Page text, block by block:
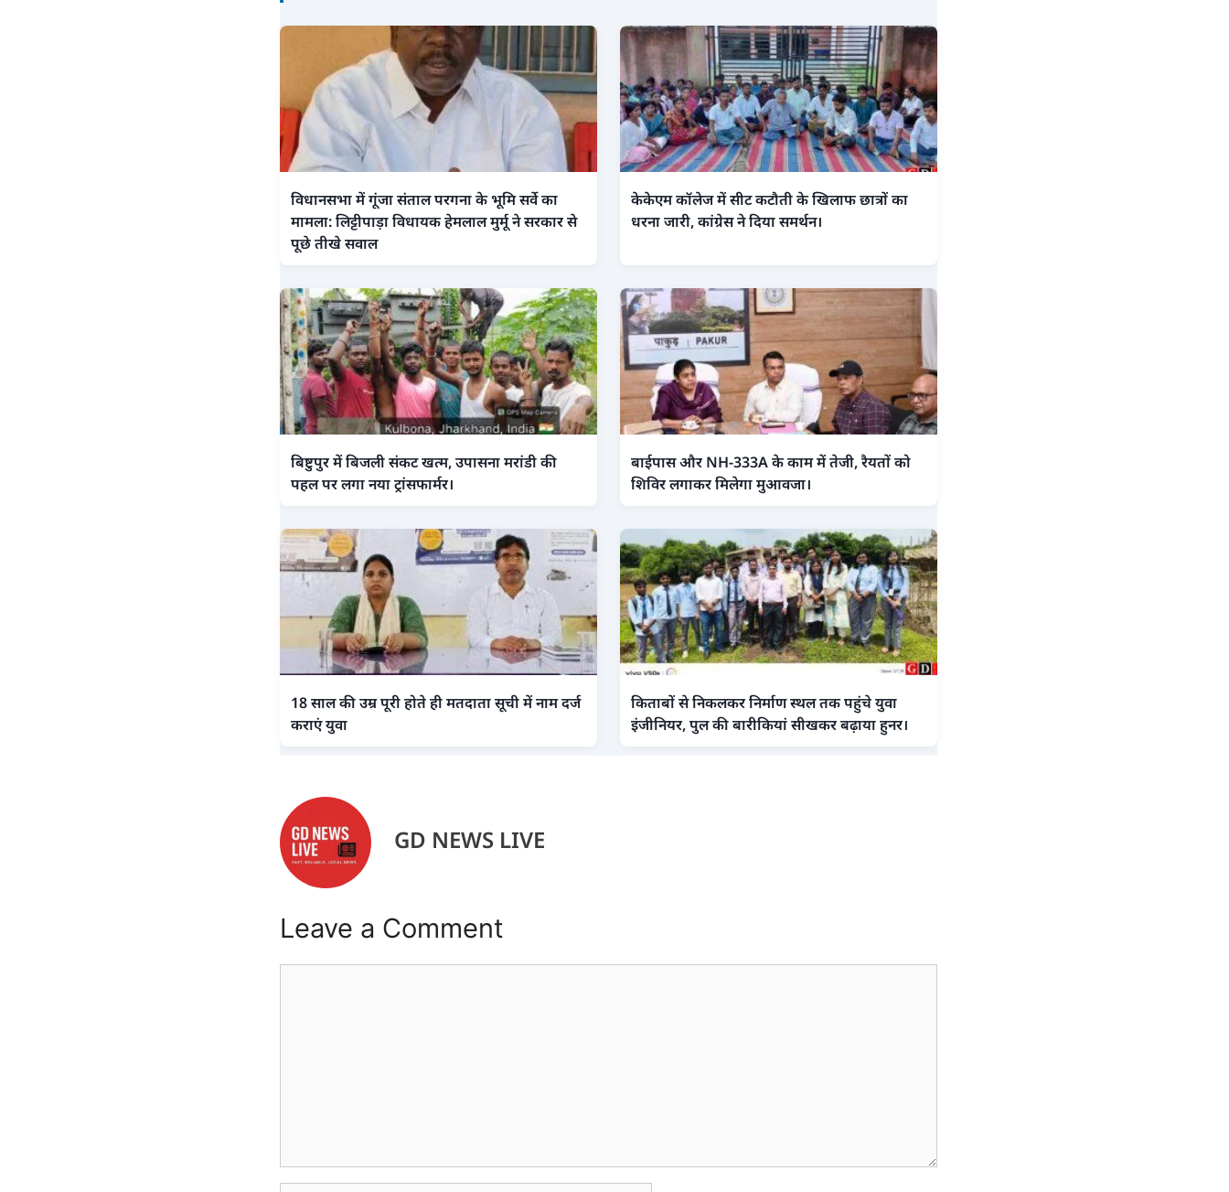
विधानसभा में गूंजा संताल परगना के भूमि सर्वे का
मामला: लिट्टीपाड़ा विधायक हेमलाल मुर्मू ने सरकार से
पूछे तीखे सवाल
केकेएम कॉलेज में सीट कटौती के खिलाफ छात्रों का
धरना जारी, कांग्रेस ने दिया समर्थन।
बिष्टुपुर में बिजली संकट खत्म, उपासना मरांडी की
पहल पर लगा नया ट्रांसफार्मर।
बाईपास और NH-333A के काम में तेजी, रैयतों को
शिविर लगाकर मिलेगा मुआवजा।
18 साल की उम्र पूरी होते ही मतदाता सूची में नाम दर्ज
कराएं युवा
किताबों से निकलकर निर्माण स्थल तक पहुंचे युवा
इंजीनियर, पुल की बारीकियां सीखकर बढ़ाया हुनर।
GD NEWS LIVE
Leave a Comment